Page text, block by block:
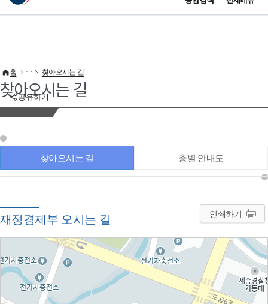
이 누리집은 대한민국 공식 전자정부 누리집입니다.
공유하기
홈 찾아오시는 길
찾아오시는 길
찾아오시는 길 층별 안내도
재정경제부 오시는 길 인쇄하기